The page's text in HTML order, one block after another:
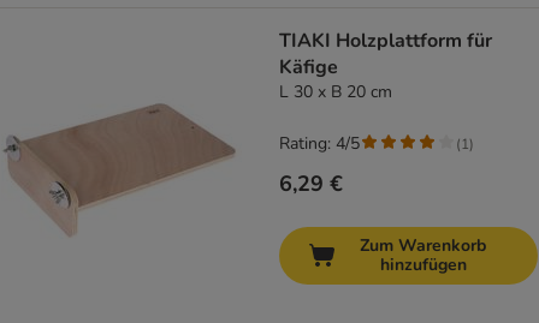
TIAKI Holzplattform für
Käfige
L 30 x B 20 cm
6,29 €
Rating: 4/5 (1)
Zum Warenkorb
hinzufügen